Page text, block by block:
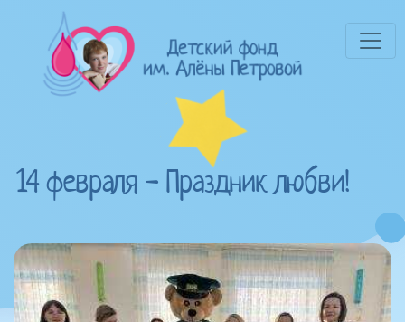
14 февраля - Праздник любви!